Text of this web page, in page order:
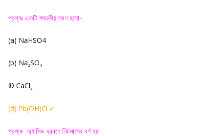
প্রশ্নঃ একটি ক্ষারকীয় লবণ হলো-
(a) NaHSO4
(b) Na₂SO ₄
© CaCl₂
(d) Pb(OH)Cl.✓
প্রশ্নঃ অ্যাসিড দ্রবণে লিটমাসের বর্ণ হয়-